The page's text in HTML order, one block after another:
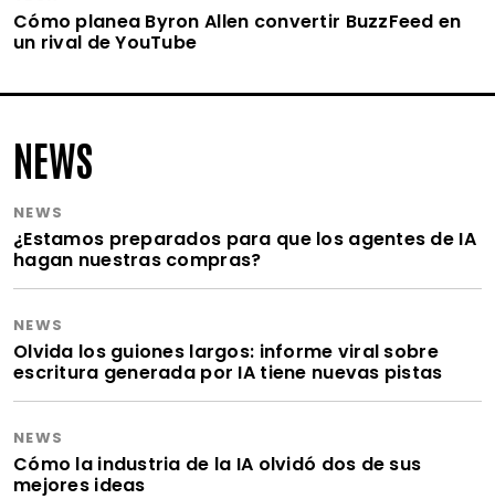
Cómo planea Byron Allen convertir BuzzFeed en
un rival de YouTube
NEWS
NEWS
¿Estamos preparados para que los agentes de IA
hagan nuestras compras?
NEWS
Olvida los guiones largos: informe viral sobre
escritura generada por IA tiene nuevas pistas
NEWS
Cómo la industria de la IA olvidó dos de sus
mejores ideas